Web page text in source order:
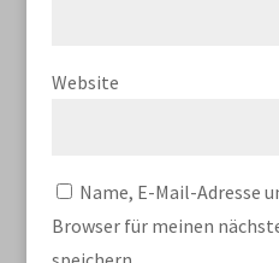
Website
Name, E-Mail-Adresse
Browser für meinen